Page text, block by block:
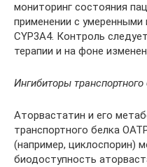
мониторинг состояния
применении с
CYP3A4. Контроль
терапии и на фоне
Ингибиторы
Аторвастатин и его
транспортного белка
(например, циклоспорин)
биодоступность